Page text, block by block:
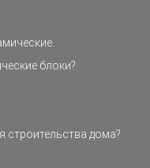
блоки?
строительства дома?